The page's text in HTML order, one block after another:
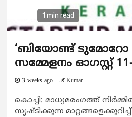
1 min read
‘ബിയോണ്ട് ടുമോറോ
സമ്മേളനം ഓഗസ്റ്റ്
3 weeks ago Kumar
കൊച്ചി: മാധ്യമരംഗത്ത്
സൃഷ്ടിക്കുന്ന